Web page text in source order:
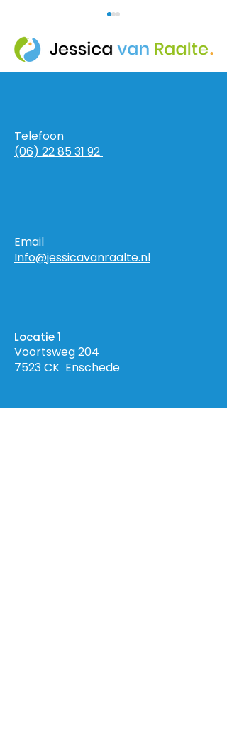
Het perfecte
droomlichaam in een
Telefoon
(06) 22 85 31 92
Email
Info@jessicavanraalte.nl
Locatie 1
Voortsweg 204
7523 CK Enschede